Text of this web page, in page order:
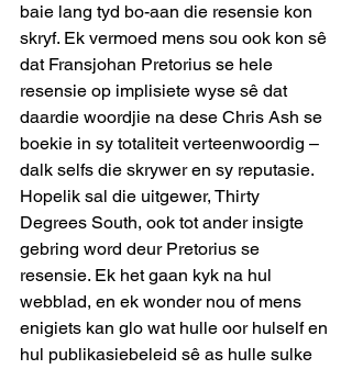
baie lang tyd bo-aan die resensie kon
skryf. Ek vermoed mens sou ook kon sê
dat Fransjohan Pretorius se hele
resensie op implisiete wyse sê dat
daardie woordjie na dese Chris Ash se
boekie in sy totaliteit verteenwoordig –
dalk selfs die skrywer en sy reputasie.
Hopelik sal die uitgewer, Thirty
Degrees South, ook tot ander insigte
gebring word deur Pretorius se
resensie. Ek het gaan kyk na hul
webblad, en ek wonder nou of mens
enigiets kan glo wat hulle oor hulself en
hul publikasiebeleid sê as hulle sulke